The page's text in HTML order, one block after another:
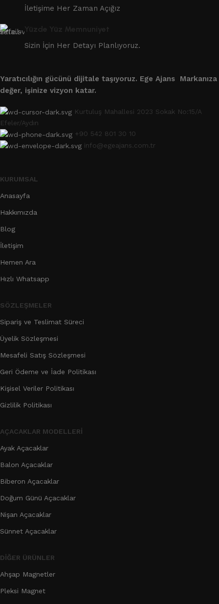
İletişime Her Zaman Açığız
Sizin İçin Her Detayı Planlıyoruz.
Yaratıcılığın gücünü dijitale taşıyoruz. Ege Ajans Markanıza
değer, işinize vizyon katar.
Kurtuluş Mahallesi 2023 Sokak No:15/A
Efeler/Aydın
+90 542 801 30 10
info@egeajans.com.tr
KURUMSAL
Anasayfa
Hakkımızda
Blog
İletişim
Hemen Ara
Hızlı Whatsapp
SÖZLEŞMELER
Sipariş ve Teslimat Süreci
Üyelik Sözleşmesi
Mesafeli Satış Sözleşmesi
Geri Ödeme ve İade Politikası
Kişisel Veriler Politikası
Gizlilik Politikası
AÇACAKLAR MODELLERI
Ayak Açacaklar
Balon Açacaklar
Biberon Açacaklar
Doğum Günü Açacaklar
Nişan Açacaklar
Sünnet Açacaklar
DIĞER ÜRÜNLER
Ahşap Magnetler
Pleksi Magnet